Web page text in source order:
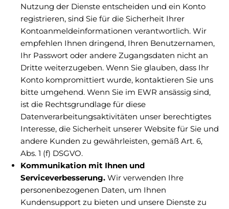
Nutzung der Dienste entscheiden und ein Konto
registrieren, sind Sie für die Sicherheit Ihrer
Kontoanmeldeinformationen verantwortlich. Wir
empfehlen Ihnen dringend, Ihren Benutzernamen,
Ihr Passwort oder andere Zugangsdaten nicht an
Dritte weiterzugeben. Wenn Sie glauben, dass Ihr
Konto kompromittiert wurde, kontaktieren Sie uns
bitte umgehend. Wenn Sie im EWR ansässig sind,
ist die Rechtsgrundlage für diese
Datenverarbeitungsaktivitäten unser berechtigtes
Interesse, die Sicherheit unserer Website für Sie und
andere Kunden zu gewährleisten, gemäß Art. 6,
Abs. 1 (f) DSGVO.
Kommunikation mit Ihnen und
Serviceverbesserung. Wir verwenden Ihre
personenbezogenen Daten, um Ihnen
Kundensupport zu bieten und unsere Dienste zu